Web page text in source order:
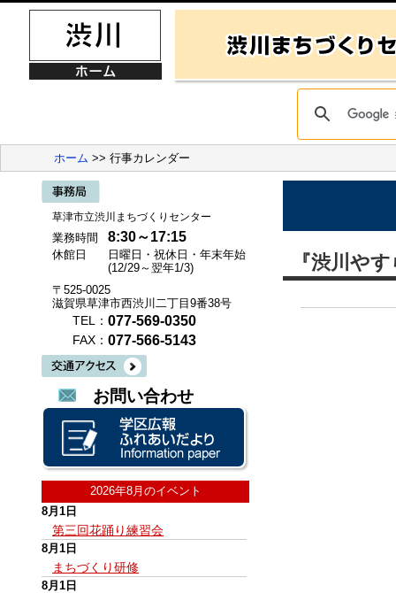
ホーム >> 行事カレンダー
草津市立渋川まちづくりセンター
業務時間 8:30～17:15
休館日
日曜日・祝休日・年末年始
(12/29～翌年1/3)
〒525-0025
滋賀県草津市西渋川二丁目9番38号
TEL： 077-569-0350
FAX： 077-566-5143
お問い合わせ
2026年8月のイベント
8月1日
第三回花踊り練習会
8月1日
まちづくり研修
8月1日
『渋川や